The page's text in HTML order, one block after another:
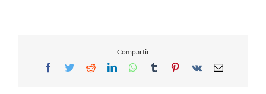
Compartir
Facebook
TwitterRedditLinkedInWhatsApp
TumblrPinterest
Vk Email